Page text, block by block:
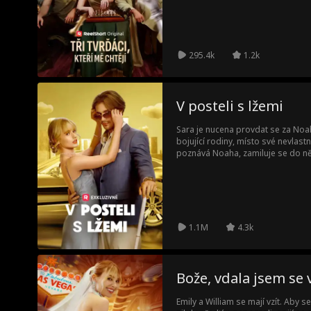
295.4k 1.2k
V posteli s lžemi
Sara je nucena provdat se za
bojující rodiny, místo své
poznává Noaha, zamiluje se do
1.1M 4.3k
Bože, vdala jsem se
Emily a William se mají vzít. Aby